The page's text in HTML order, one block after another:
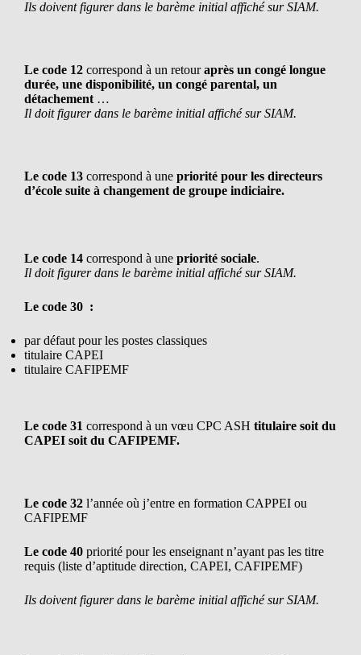
Ils doiventfigurer dans le barème initial affiché sur SIAM.
Le code 12 correspond à un retouraprès un congé longue
durée, une disponibilité, un congé parental, un
détachement …
Il doitfigurer dans le barème initial affiché sur SIAM.
Le code 13 correspond à une priorité pour les directeurs
d’école suite à changement de groupe indiciaire.
Le code 14 correspond à une priorité sociale.
Il doitfigurer dans le barème initial affiché sur SIAM.
Le code 30 :
par défaut pour les postes classiques
titulaire CAPEI
titulaire CAFIPEMF
Le code 31 correspond à un vœu CPC ASH titulaire soit du
CAPEI soit du CAFIPEMF.
Le code 32 l’année où j’entre en formation CAPPEI ou
CAFIPEMF
Le code 40 priorité pour les enseignant n’ayant pas les titre
requis (liste d’aptitude direction, CAPEI, CAFIPEMF)
Ils doiventfigurer dans le barème initial affiché sur SIAM.